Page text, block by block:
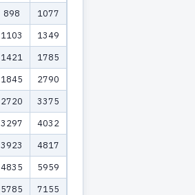
898
1077
1103
1349
1421
1785
1845
2790
2720
3375
3297
4032
3923
4817
4835
5959
5785
7155